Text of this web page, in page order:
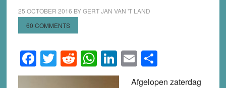
25 OCTOBER 2016 BYGERT JAN VAN 'T LAND
60 COMMENTS
Facebook
Twitter
Reddit
WhatsApp
LinkedIn
EmailShare
Afgelopen zaterdag